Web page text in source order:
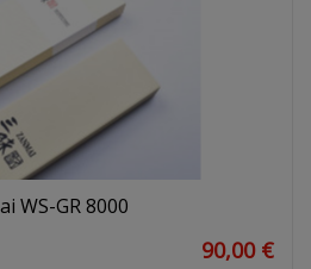
WS-GR 8000
90,00 €